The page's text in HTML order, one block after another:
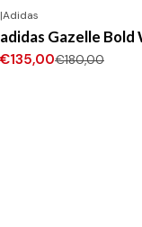
|Adidas
adidas Gazelle Bold
€135,00€180,00